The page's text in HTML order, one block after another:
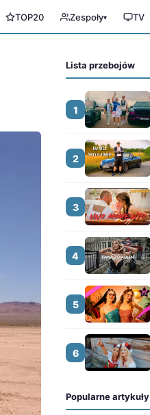
TOP20 Zespoły▾ TV
Lista przebojów
1
2
3
4
5
6
Popularne artykuły